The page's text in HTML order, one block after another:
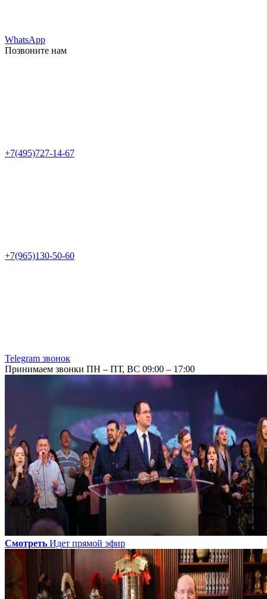
WhatsApp
Позвоните нам
+7(495)727-14-67
+7(965)130-50-60
Telegram звонок
Принимаем звонки ПН – ПТ, ВС 09:00 – 17:00
Смотреть Идет прямой эфир